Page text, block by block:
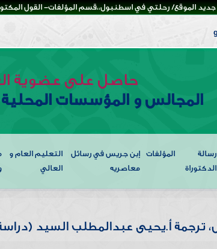
جديد الموقع/ رحلتي في اسطنبول،،قسم المؤلفات- القول المكتوب
حاصل على عضوية
المجالس و المؤسسات المحلية
رسالة
الدكتوراة
المؤلفات
إبن جريس في رسائل
معاصريه
التعليم العام و
العالي